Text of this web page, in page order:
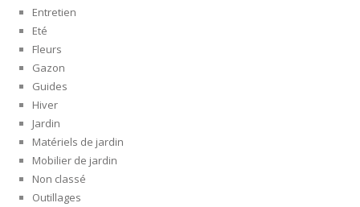
Entretien
Eté
Fleurs
Gazon
Guides
Hiver
Jardin
Matériels de jardin
Mobilier de jardin
Non classé
Outillages